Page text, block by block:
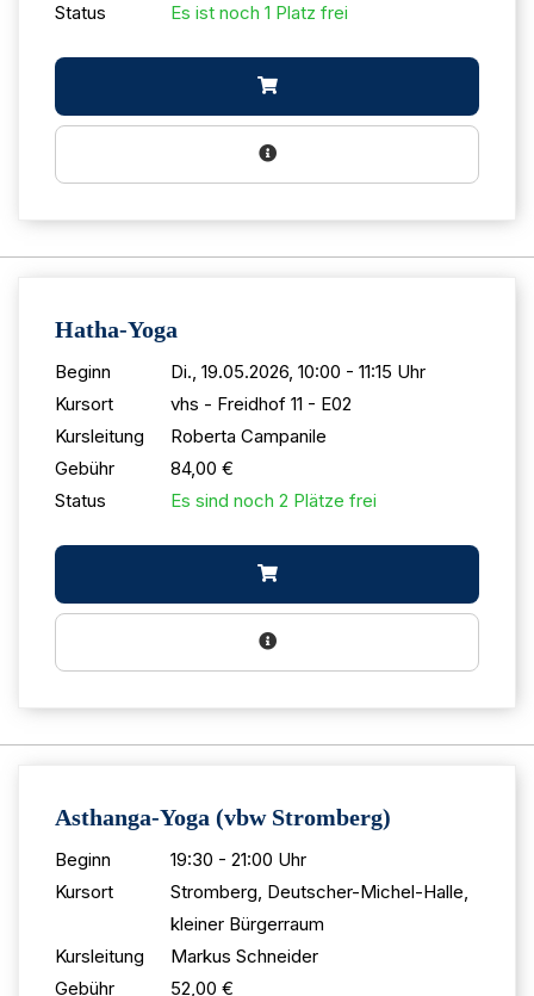
Status
Es ist noch 1 Platz frei
Hatha-Yoga
Beginn
Di., 19.05.2026, 10:00 - 11:15 Uhr
Kursort
vhs - Freidhof 11 - E02
Kursleitung
Roberta Campanile
Gebühr
84,00 €
Status
Es sind noch 2 Plätze frei
Asthanga-Yoga (vbw Stromberg)
Beginn
19:30 - 21:00 Uhr
Kursort
Stromberg, Deutscher-Michel-Halle,
kleiner Bürgerraum
Kursleitung
Markus Schneider
Gebühr
52,00 €